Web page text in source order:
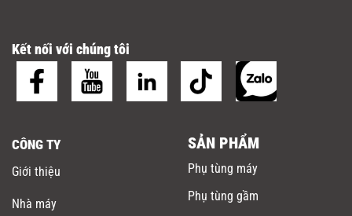
Kết nối với chúng tôi
CÔNG TY
Giới thiệu
Nhà máy
SẢN PHẨM
Phụ tùng máy
Phụ tùng gầm